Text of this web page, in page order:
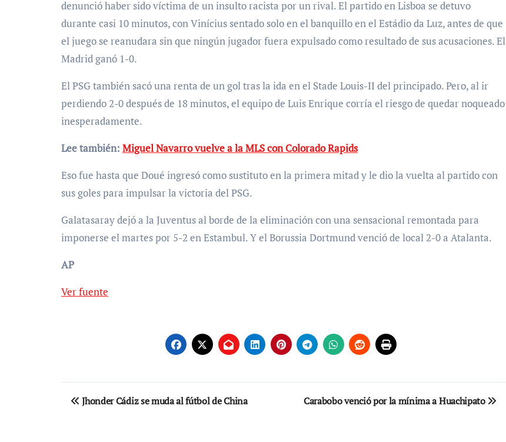
denunció haber sido víctima de un insulto racista por un rival. El partido en Lisboa se detuvo
durante casi 10 minutos, con Vinícius sentado solo en el banquillo en el Estádio da Luz, antes de que
el juego se reanudara sin que ningún jugador fuera expulsado como resultado de sus acusaciones. El
Madrid ganó 1-0.
El PSG también sacó una renta de un gol tras la ida en el Stade Louis-II del principado. Pero, al ir
perdiendo 2-0 después de 18 minutos, el equipo de Luis Enrique corría el riesgo de quedar noqueado
inesperadamente.
Lee también: Miguel Navarro vuelve a la MLS con Colorado Rapids
Eso fue hasta que Doué ingresó como sustituto en la primera mitad y le dio la vuelta al partido con
sus goles para impulsar la victoria del PSG.
Galatasaray dejó a la Juventus al borde de la eliminación con una sensacional remontada para
imponerse el martes por 5-2 en Estambul. Y el Borussia Dortmund venció de local 2-0 a Atalanta.
AP
Ver fuente
Navegación
Jhonder Cádiz se muda al fútbol de China Carabobo venció por la mínima a Huachipato